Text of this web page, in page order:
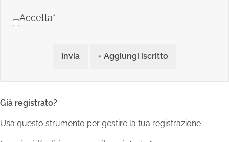
Accetta*
Invia + Aggiungi iscritto
Già registrato?
Usa questo strumento per gestire la tua registrazione